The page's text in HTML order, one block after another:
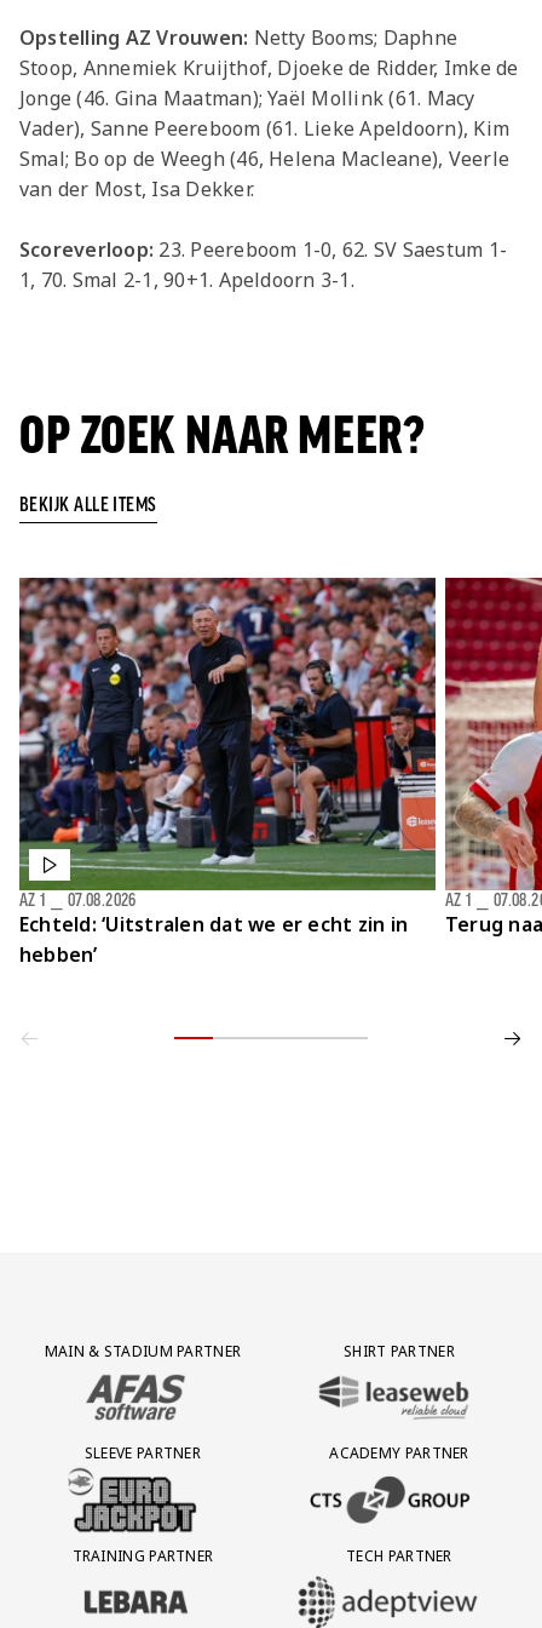
Opstelling AZ Vrouwen: Netty Booms; Daphne
Stoop, Annemiek Kruijthof, Djoeke de Ridder, Imke de
Jonge (46. Gina Maatman); Yaël Mollink (61. Macy
Vader), Sanne Peereboom (61. Lieke Apeldoorn), Kim
Smal; Bo op de Weegh (46, Helena Macleane), Veerle
van der Most, Isa Dekker.
Scoreverloop: 23. Peereboom 1-0, 62. SV Saestum 1-
1, 70. Smal 2-1, 90+1. Apeldoorn 3-1.
OP ZOEK NAAR MEER?
BEKIJK ALLE ITEMS
Echteld: ‘Uitstralen dat we er echt zin in
hebben’
AZ 1 07.08.2026
Terug
AZ 1
Partner Logos Grid
MAIN & STADIUM PARTNER
BEZOEK ONZE MAIN & STADIUM PARTNER AFAS SOFTWARE
SHIRT PARTNER
BEZOEK ONZE SHIRT PARTNER
SLEEVE PARTNER
BEZOEK ONZE SLEEVE PARTNER EUROJACKPOT
ACADEMY PARTNER
BEZOEK ONZE ACADEMY
TRAINING PARTNER
BEZOEK ONZE TRAINING PARTNER LEBARA
TECH PARTNER
BEZOEK ONZE TECH PARTNER